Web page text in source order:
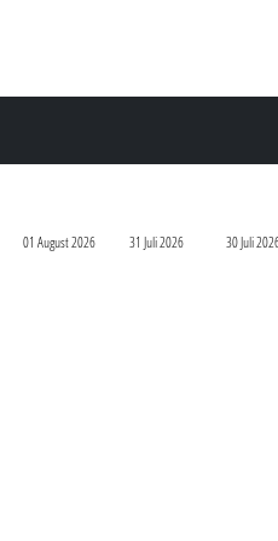
01 August 2026 31 Juli 2026 30 Juli